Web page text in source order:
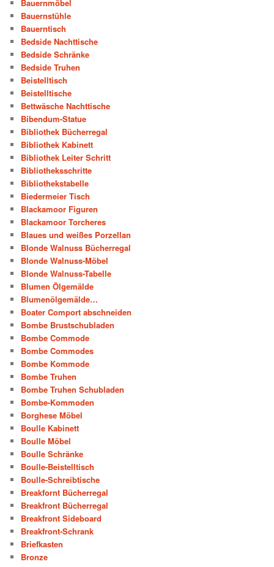
Bauernmöbel
Bauernstühle
Bauerntisch
Bedside Nachttische
Bedside Schränke
Bedside Truhen
Beistelltisch
Beistelltische
Bettwäsche Nachttische
Bibendum-Statue
Bibliothek Bücherregal
Bibliothek Kabinett
Bibliothek Leiter Schritt
Bibliotheksschritte
Bibliothekstabelle
Biedermeier Tisch
Blackamoor Figuren
Blackamoor Torcheres
Blaues und weißes Porzellan
Blonde Walnuss Bücherregal
Blonde Walnuss-Möbel
Blonde Walnuss-Tabelle
Blumen Ölgemälde
Blumenölgemälde…
Boater Comport abschneiden
Bombe Brustschubladen
Bombe Commode
Bombe Commodes
Bombe Kommode
Bombe Truhen
Bombe Truhen Schubladen
Bombe-Kommoden
Borghese Möbel
Boulle Kabinett
Boulle Möbel
Boulle Schränke
Boulle-Beistelltisch
Boulle-Schreibtische
Breakfornt Bücherregal
Breakfront Bücherregal
Breakfront Sideboard
Breakfront-Schrank
Briefkasten
Bronze